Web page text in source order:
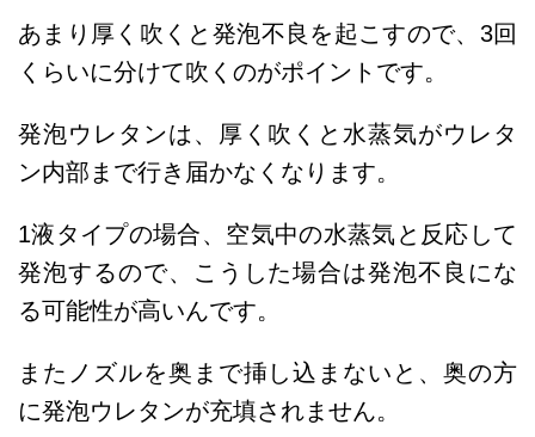
あまり厚く吹くと発泡不良を起こすので、3回
くらいに分けて吹くのがポイントです。
発泡ウレタンは、厚く吹くと 水蒸気がウレタ
ン内部まで行き届かなくなります。
1液タイプの場合、空気中の水蒸気と反応して
発泡するので、こうした場合は発泡不良にな
る可能性が高いんです。
またノズルを奥まで挿し込まないと、奥の方
に発泡ウレタンが充填されません。